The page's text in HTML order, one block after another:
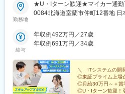
勤務地
★U・Iターン歓迎★マイカー通勤
0084北海道室蘭市仲町12番地 日
★U・Iターン支援制度あり（引越
更の範囲】会社の定める場所：
（敷地内喫煙可能場所あり）
給与
年収例492万円／27歳
年収例691万円／34歳
＼ ITシステムの開
◎東証プライム上場
◎月給30万円～＋賞
◎U・Iターン歓迎！